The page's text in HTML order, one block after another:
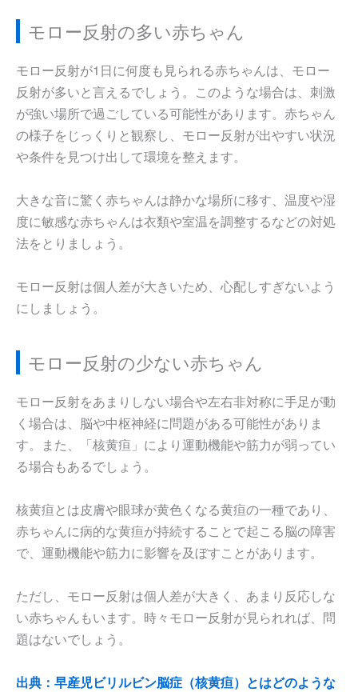
モロー反射の多い赤ちゃん
モロー反射が1日に何度も見られる赤ちゃんは、モロー
反射が多いと言えるでしょう。このような場合は、刺激
が強い場所で過ごしている可能性があります。赤ちゃん
の様子をじっくりと観察し、モロー反射が出やすい状況
や条件を見つけ出して環境を整えます。
大きな音に驚く赤ちゃんは静かな場所に移す、温度や湿
度に敏感な赤ちゃんは衣類や室温を調整するなどの対処
法をとりましょう。
モロー反射は個人差が大きいため、心配しすぎないよう
にしましょう。
モロー反射の少ない赤ちゃん
モロー反射をあまりしない場合や左右非対称に手足が動
く場合は、脳や中枢神経に問題がある可能性がありま
す。また、「核黄疸」により運動機能や筋力が弱ってい
る場合もあるでしょう。
核黄疸とは皮膚や眼球が黄色くなる黄疸の一種であり、
赤ちゃんに病的な黄疸が持続することで起こる脳の障害
で、運動機能や筋力に影響を及ぼすことがあります。
ただし、モロー反射は個人差が大きく、あまり反応しな
い赤ちゃんもいます。時々モロー反射が見られれば、問
題はないでしょう。
出典：早産児ビリルビン脳症（核黄疸）とはどのような